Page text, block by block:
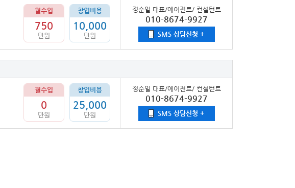
월수입
750
만원
창업비용
10,000
만원
정순일 대표/에이젼트/ 컨설턴트
010-8674-9927
SMS 상담신청 +
월수입
0
만원
창업비용
25,000
만원
정순일 대표/에이젼트/ 컨설턴트
010-8674-9927
SMS 상담신청 +